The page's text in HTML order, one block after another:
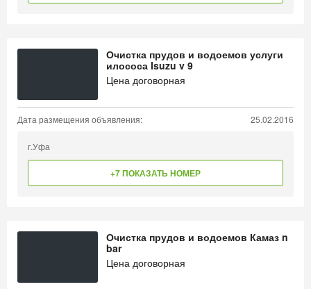
Очистка прудов и водоемов услуги
илососа Isuzu v 9
Цена договорная
Дата размещения объявления: 25.02.2016
г.Уфа
+7 ПОКАЗАТЬ НОМЕР
Очистка прудов и водоемов Камаз n
bar
Цена договорная